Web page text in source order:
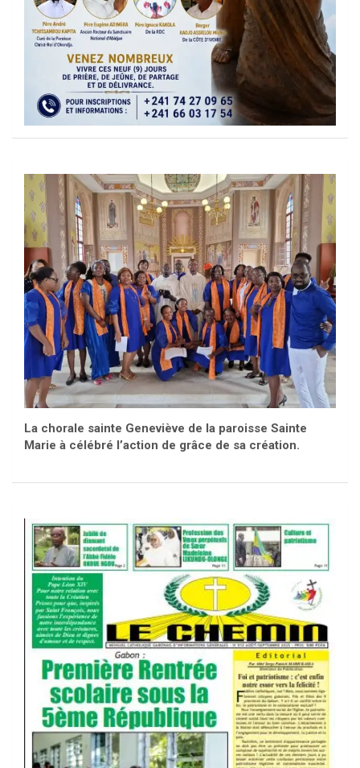
La chorale sainte Geneviève de la paroisse Sainte
Marie à célébré l’action de grâce de sa création.